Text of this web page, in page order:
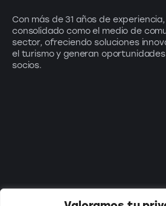
Con más de 31 años de
consolidado como el medio de
sector, ofreciendo soluciones
el turismo y generan
socios.
Suscríbete a nuestro newsletter: